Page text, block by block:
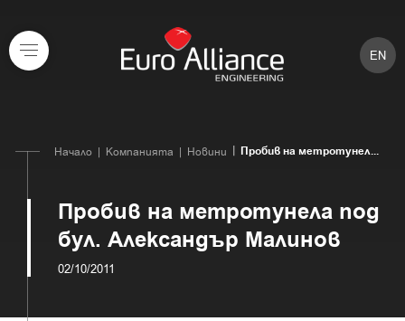
EN
Начало Компанията Новини Пробив на метротунел...
Пробив на метротунела под
бул. Александър Малинов
02/10/2011